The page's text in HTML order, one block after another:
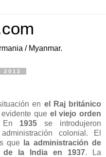
/ Myanmar.
en el Raj británico
que el viejo orden
1935 se introdujeron
colonial. El
que
la administración de
de la India en 1937. La